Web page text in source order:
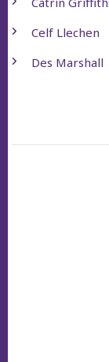
Celf Llechen
Des Marshall